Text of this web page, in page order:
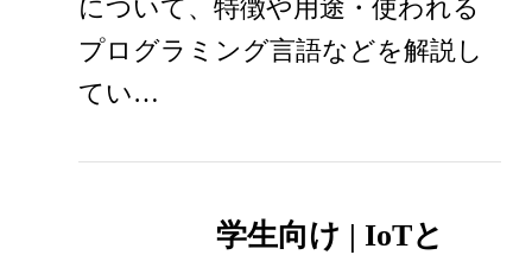
について、特徴や用途・使われる
プログラミング言語などを解説し
てい…
学生向け | IoTと